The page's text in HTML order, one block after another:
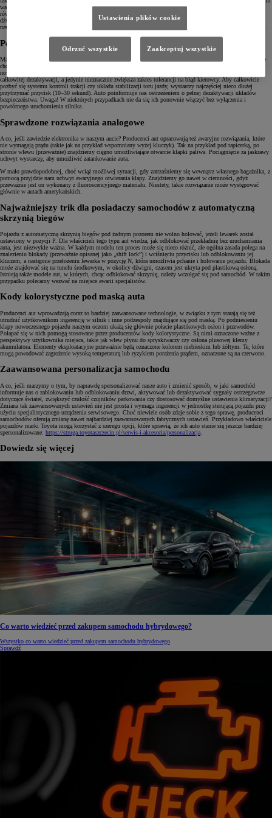
warunki jazdy. Większość z nich jest tam po to, by zapewniać prawidłową pracę układu napędowego. My
również możemy z nich korzystać, wybierając na przykład takie ustawienia, by nasze auto emitowało sygnał
dźwiękowy za każdym razem, gdy temperatura zbliży się do zera i wystąpi ryzyko jazdy po śliskiej
nawierzchni, lub zasuwało automatycznie szyberdach, gdy czujnik deszczu wykryje krople na szybie czołowej.
Pełna kontrola lub jej brak
Marzycie o tym, by przejąć całkowitą kontrolę nad autem i pojeździć w bardziej ekstremalny sposób? A może
chcecie wykopać się z głębokiego śniegu, ale kontrola trakcji uniemożliwia uślizg kół? W większości
nowoczesnych pojazdów wyłączenie systemów bezpieczeństwa odpowiednim przyciskiem nie powoduje ich
całkowitej dezaktywacji, a jedynie nieznacznie zwiększa zakres tolerancji na błąd kierowcy. Aby całkowicie
pozbyć się systemu kontroli trakcji czy układu stabilizacji toru jazdy, wystarczy najczęściej nieco dłużej
przytrzymać przycisk (10–30 sekund). Auto poinformuje nas ostrzeżeniem o pełnej dezaktywacji układów
bezpieczeństwa. Uwaga! W niektórych przypadkach nie da się ich ponownie włączyć bez wyłączenia i
powtórnego uruchomienia silnika.
Sprawdzone rozwiązania analogowe
A co, jeśli zawiedzie elektronika w naszym aucie? Producenci aut opracowują też awaryjne rozwiązania, które
nie wymagają prądu (takie jak na przykład wspomniany wyżej kluczyk). Tak na przykład pod tapicerką, po
stronie wlewu (przeważnie) znajdziemy cięgno umożliwiające otwarcie klapki paliwa. Pociągnięcie za jaskrawy
uchwyt wystarczy, aby umożliwić zatankowanie auta.
W mało prawdopodobnej, choć wciąż możliwej sytuacji, gdy zatrzaśniemy się wewnątrz własnego bagażnika, z
pomocą przyjdzie nam uchwyt awaryjnego otwierania klapy. Znajdziemy go nawet w ciemności, gdyż
przeważnie jest on wykonany z fluoroscencyjnego materiału. Niestety, takie rozwiązanie może występować
głównie w autach amerykańskich.
Najważniejszy trik dla posiadaczy samochodów z automatyczną
skrzynią biegów
Pojazdu z automatyczną skrzynią biegów pod żadnym pozorem nie wolno holować, jeżeli lewarek został
ustawiony w pozycji P. Dla właścicieli tego typu aut wiedza, jak odblokować przekładnię bez uruchamiania
auta, jest niezwykle ważna. W każdym modelu ten proces może się nieco różnić, ale ogólna zasada polega na
znalezieniu blokady (przeważnie opisanej jako „shift lock”) i wciśnięciu przycisku lub odblokowaniu jej
kluczem, a następnie przełożeniu lewarka w pozycję N, która umożliwia pchanie i holowanie pojazdu. Blokada
może znajdować się na tunelu środkowym, w okolicy dźwigni, czasem jest ukryta pod plastikową osłoną.
Istnieją także modele aut, w których, chcąc odblokować skrzynię, należy wczołgać się pod samochód. W takim
przypadku polecamy wezwać na miejsce awarii specjalistów.
Kody kolorystyczne pod maską auta
Producenci aut wprowadzają coraz to bardziej zaawansowane technologie, w związku z tym starają się też
utrudnić użytkownikom ingerencję w silnik i inne podzespoły znajdujące się pod maską. Po podniesieniu
klapy nowoczesnego pojazdu naszym oczom ukażą się głównie połacie plastikowych osłon i przewodów.
Połapać się w nich pomogą stosowane przez producentów kody kolorystyczne. Są nimi oznaczone ważne z
perspektywy użytkownika miejsca, takie jak wlew płynu do spryskiwaczy czy osłona plusowej klemy
akumulatora. Elementy eksploatacyjne przeważnie będą oznaczone kolorem niebieskim lub żółtym. Te, które
mogą powodować zagrożenie wysoką temperaturą lub ryzykiem porażenia prądem, oznaczone są na czerwono.
Zaawansowana personalizacja samochodu
A co, jeśli marzymy o tym, by naprawdę spersonalizować nasze auto i zmienić sposób, w jaki samochód
informuje nas o zablokowaniu lub odblokowaniu drzwi, aktywować lub dezaktywować sygnały ostrzegawcze
dotyczące świateł, zwiększyć czułość czujników parkowania czy dostosować domyślne ustawienia klimatyzacji?
Zmiana tak zaawansowanych ustawień nie jest prosta i wymaga ingerencji w jednostkę sterującą pojazdu przy
użyciu specjalistycznego urządzenia serwisowego. Choć niewiele osób zdaje sobie z tego sprawę, producenci
samochodów oferują zmianę nawet najbardziej zaawansowanych fabrycznych ustawień. Przykładowo właściciele
pojazdów marki Toyota mogą korzystać z szeregu opcji, które sprawią, że ich auto stanie się jeszcze bardziej
spersonalizowane: https://struga.toyotaszczecin.pl/serwis-i-akcesoria/personalizacja
Dowiedz się więcej
Co warto wiedzieć przed zakupem samochodu hybrydowego?
Wszystko co warto wiedzieć przed zakupem samochodu hybrydowego
Sprawdź
Ustawienia plików cookie
Odrzuć wszystkie Zaakceptuj wszystkie